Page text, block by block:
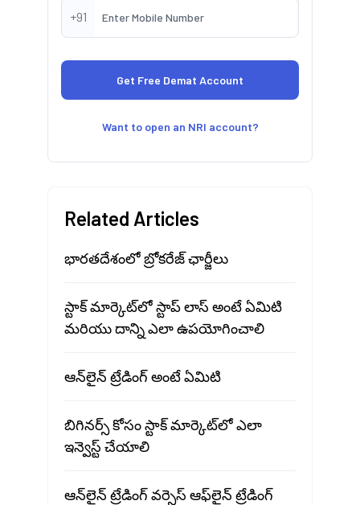
+91
Want to open an NRI account?
Related Articles
భారతదేశంలో బ్రోకరేజ్ ఛార్జీలు
స్టాక్ మార్కెట్‍లో స్టాప్ లాస్ అంటే ఏమిటి
మరియు దాన్ని ఎలా ఉపయోగించాలి
ఆన్‌లైన్ ట్రేడింగ్ అంటే ఏమిటి
బిగినర్స్ కోసం స్టాక్ మార్కెట్‍లో ఎలా
ఇన్వెస్ట్ చేయాలి
ఆన్‌లైన్ ట్రేడింగ్ వర్సెస్ ఆఫ్‌లైన్ ట్రేడింగ్